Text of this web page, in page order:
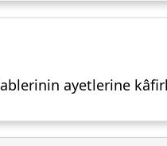
ayetlerine